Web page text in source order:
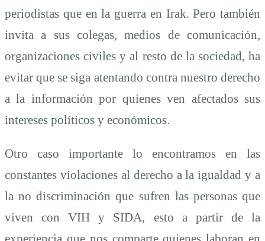
periodistas que en la guerra en Irak. Pero también
invita a sus colegas, medios de comunicación,
organizaciones civiles y al resto de la sociedad, ha
evitar que se siga atentando contra nuestro derecho
a la información por quienes ven afectados sus
intereses políticos y económicos.
Otro caso importante lo encontramos en las
constantes violaciones al derecho a la igualdad y a
la no discriminación que sufren las personas que
viven con VIH y SIDA, esto a partir de la